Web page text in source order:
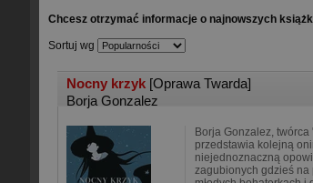
Chcesz otrzymać informacje o najnowszych
Sortuj wg
Nocny krzyk [Oprawa Twarda]
Borja Gonzalez
Borja Gonzalez, twórca
przedstawia kolejną
niejednoznaczną
zagubionych gdzieś na